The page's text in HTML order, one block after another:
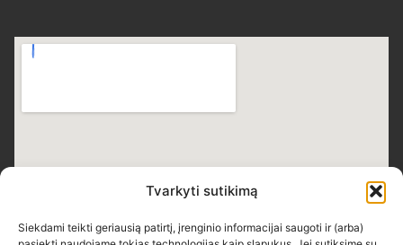
Tvarkyti sutikimą
Siekdami teikti geriausią patirtį, įrenginio informacijai saugoti ir (arba)